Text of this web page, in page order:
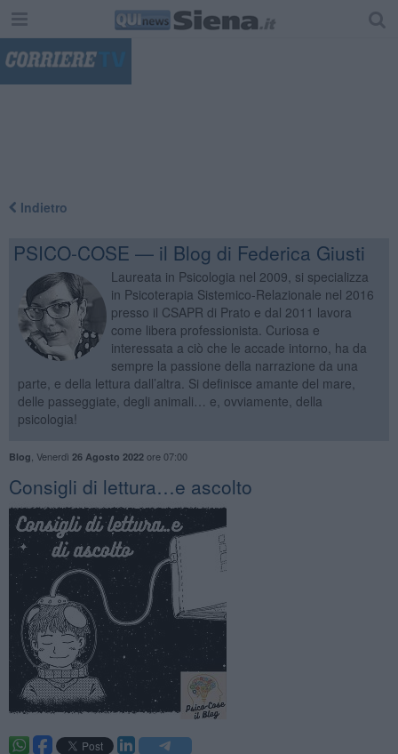
Indietro
PSICO-COSE — il Blog di Federica Giusti
Laureata in Psicologia nel 2009, si specializza
in Psicoterapia Sistemico-Relazionale nel 2016
presso il CSAPR di Prato e dal 2011 lavora
come libera professionista. Curiosa e
interessata a ciò che le accade intorno, ha da
sempre la passione della narrazione da una
parte, e della lettura dall’altra. Si definisce amante del mare,
delle passeggiate, degli animali… e, ovviamente, della
psicologia!
Blog Venerdì 26 Agosto 2022ore 07:00
​Consigli di lettura…e ascolto